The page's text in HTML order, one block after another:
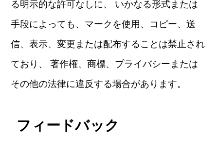
る明示的な許可なしに、 いかなる形式または
手段によっても、マークを使用、コピー、送
信、表示、変更または配布することは禁止され
ており、 著作権、商標、プライバシーまたは
その他の法律に違反する場合があります。
フィードバック